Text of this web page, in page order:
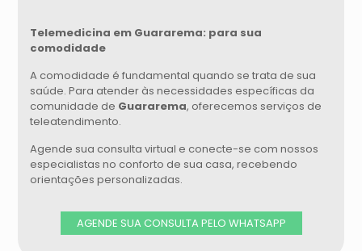
Telemedicina em Guararema: para sua
comodidade
A comodidade é fundamental quando se trata de sua
saúde. Para atender às necessidades específicas da
comunidade de Guararema, oferecemos serviços de
teleatendimento.
Agende sua consulta virtual e conecte-se com nossos
especialistas no conforto de sua casa, recebendo
orientações personalizadas.
AGENDE SUA CONSULTA PELO WHATSAPP